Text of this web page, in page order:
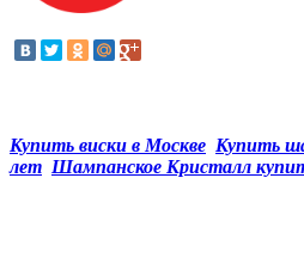
Купить виски в Москве Купить
лет Шампанское Кристалл